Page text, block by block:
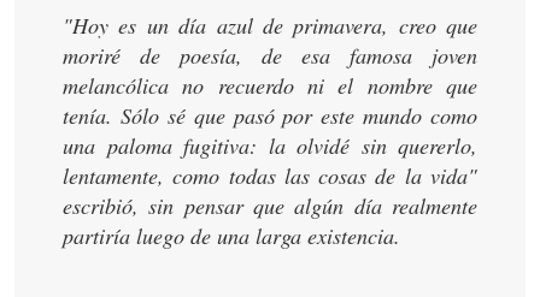
"Hoy es un día azul de primavera, creo que
moriré de poesía, de esa famosa joven
melancólica no recuerdo ni el nombre que
tenía. Sólo sé que pasó por este mundo como
una paloma fugitiva: la olvidé sin quererlo,
lentamente, como todas las cosas de la vida"
escribió, sin pensar que algún día realmente
partiría luego de una larga existencia.